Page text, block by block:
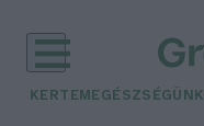
KERTEM EGÉSZSÉGÜNK